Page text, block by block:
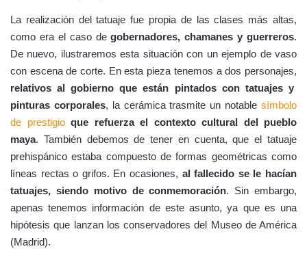
La realización del tatuaje fue propia de las clases más altas,
como era el caso degobernadores, chamanes y guerreros.
De nuevo, ilustraremos esta situación con un ejemplo de vaso
con escena de corte. En esta pieza tenemos a dos personajes,
relativos al gobierno que están pintados con tatuajes y
pinturas corporales, la cerámica trasmite un notablesímbolo
de prestigioque refuerza el contexto cultural del pueblo
maya. También debemos de tener en cuenta, que el tatuaje
prehispánico estaba compuesto de formas geométricas como
líneas rectas o grifos. En ocasiones, al fallecido se le hacían
tatuajes, siendo motivo de conmemoración. Sin embargo,
apenas tenemos información de este asunto, ya que es una
hipótesis que lanzan los conservadores del Museo de América
(Madrid).